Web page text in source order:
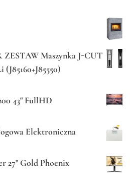
ZESTAW Maszynka J-CUT
43" FullHD
Elektroniczna
27" Gold Phoenix